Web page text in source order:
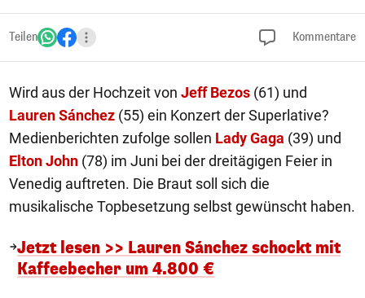
Teilen Kommentare
Wird aus der Hochzeit von Jeff Bezos (61) und
Lauren Sánchez (55) ein Konzert der Superlative?
Medienberichten zufolge sollen Lady Gaga (39) und
Elton John (78) im Juni bei der dreitägigen Feier in
Venedig auftreten. Die Braut soll sich die
musikalische Topbesetzung selbst gewünscht haben.
Jetzt lesen >> Lauren Sánchez schockt mit
Kaffeebecher um 4.800 €